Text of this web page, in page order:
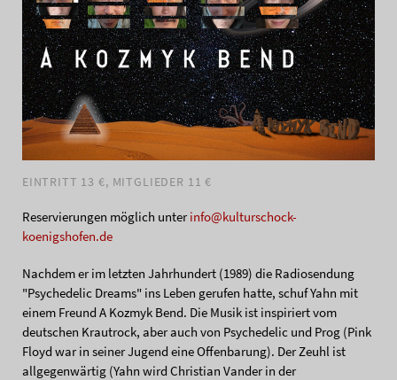
EINTRITT 13 €, MITGLIEDER 11 €
Reservierungen möglich unterinfo@kulturschock-
koenigshofen.de
Nachdem er im letzten Jahrhundert (1989) die Radiosendung
"Psychedelic Dreams" ins Leben gerufen hatte, schuf Yahn mit
einem Freund A Kozmyk Bend. Die Musik ist inspiriert vom
deutschen Krautrock, aber auch von Psychedelic und Prog (Pink
Floyd war in seiner Jugend eine Offenbarung). Der Zeuhl ist
allgegenwärtig (Yahn wird Christian Vander in der